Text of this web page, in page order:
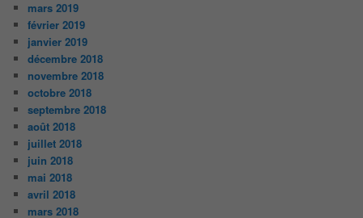
mars 2019
février 2019
janvier 2019
décembre 2018
novembre 2018
octobre 2018
septembre 2018
août 2018
juillet 2018
juin 2018
mai 2018
avril 2018
mars 2018